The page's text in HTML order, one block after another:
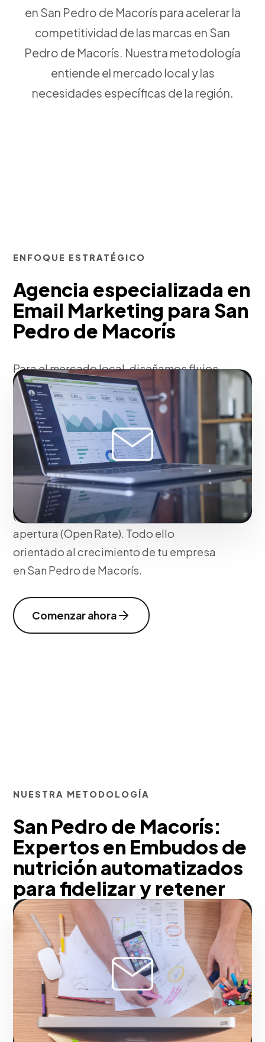
en San Pedro de Macorís para acelerar la
competitividad de las marcas en San
Pedro de Macorís. Nuestra metodología
entiende el mercado local y las
necesidades específicas de la región.
ENFOQUE ESTRATÉGICO
Agencia especializada en
Email Marketing para San
Pedro de Macorís
Para el mercado local, diseñamos flujos
de automatización de correos
electrónicos con higiene avanzada de
bases de datos para garantizar la máxima
entregabilidad y sortear la bandeja de
spam. Personalizamos el contenido
usando etiquetas dinámicas e
implementamos pruebas A/B en asuntos
(Subject lines) para maximizar la tasa de
apertura (Open Rate). Todo ello
orientado al crecimiento de tu empresa
en San Pedro de Macorís.
Comenzar ahora
NUESTRA METODOLOGÍA
San Pedro de Macorís:
Expertos en Embudos de
nutrición automatizados
para fidelizar y retener
clientes
Con nuestra metodología, convertimos
tu base de datos inactiva en un activo
altamente rentable. Mediante embudos
de nutrición (Lead Nurturing], carritos
abandonados y secuencias de
onboarding de producto, educamos a tu